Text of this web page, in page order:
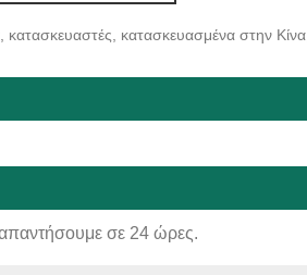
κατασκευασμένα στην Κίνα,
σε 24 ώρες.